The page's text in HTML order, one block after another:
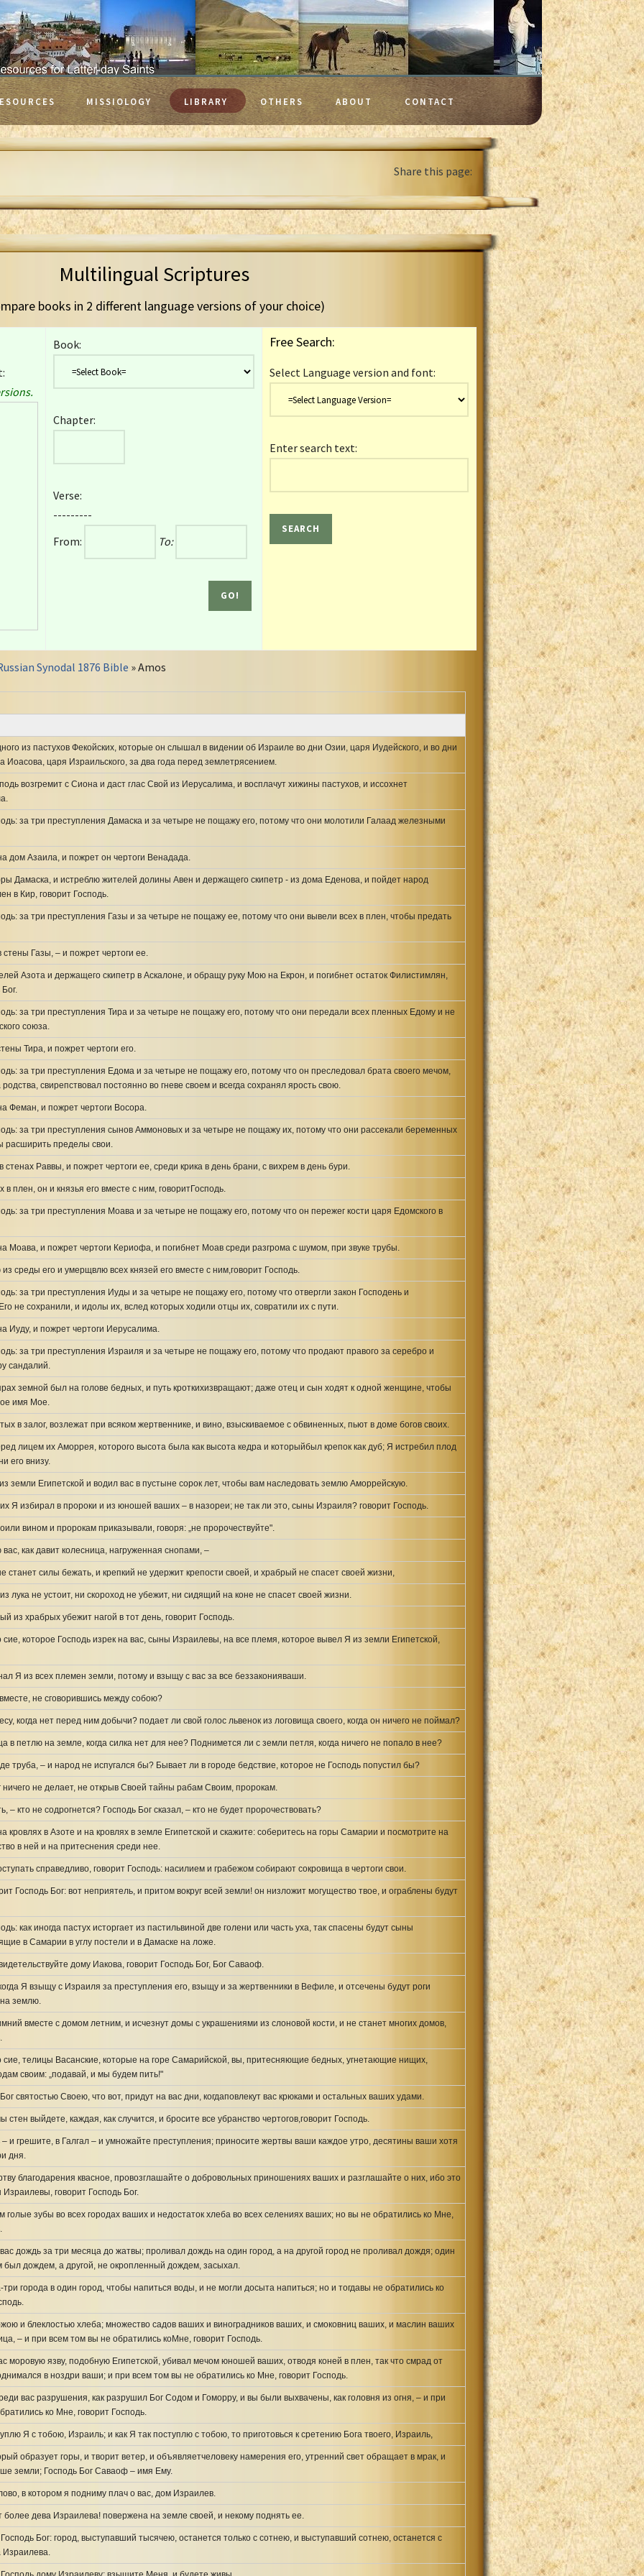
MISSIOLOGY LIBRARY OTHERS ABOUT CONTACT
Share this page:
Multilingual Scriptures
books in 2 different language versions of your choice)
Book:
Chapter:
Verse:
---------
From:
To:
Free Search:
Select Language version and font:
Enter search text:
Synodal 1876 Bible » Amos
из пастухов Фекойских, которые он слышал в видении об Израиле во дни Озии, царя Иудейского, и во дни
Иоасова, царя Израильского, за два года перед землетрясением.
возгремит с Сиона и даст глас Свой из Иерусалима, и восплачут хижины пастухов, и иссохнет
за три преступления Дамаска и за четыре не пощажу его, потому что они молотили Галаад железными
дом Азаила, и пожрет он чертоги Венадада.
Дамаска, и истреблю жителей долины Авен и держащего скипетр - из дома Еденова, и пойдет народ
в Кир, говорит Господь.
за три преступления Газы и за четыре не пощажу ее, потому что они вывели всех в плен, чтобы предать
Газы, – и пожрет чертоги ее.
Азота и держащего скипетр в Аскалоне, и обращу руку Мою на Екрон, и погибнет остаток Филистимлян,
за три преступления Тира и за четыре не пощажу его, потому что они передали всех пленных Едому и не
союза.
Тира, и пожрет чертоги его.
за три преступления Едома и за четыре не пощажу его, потому что он преследовал брата своего мечом,
родства, свирепствовал постоянно во гневе своем и всегда сохранял ярость свою.
Феман, и пожрет чертоги Восора.
за три преступления сынов Аммоновых и за четыре не пощажу их, потому что они рассекали беременных
расширить пределы свои.
стенах Раввы, и пожрет чертоги ее, среди крика в день брани, с вихрем в день бури.
в плен, он и князья его вместе с ним, говоритГосподь.
за три преступления Моава и за четыре не пощажу его, потому что он пережег кости царя Едомского в
Моава, и пожрет чертоги Кериофа, и погибнет Моав среди разгрома с шумом, при звуке трубы.
среды его и умерщвлю всех князей его вместе с ним,говорит Господь.
за три преступления Иуды и за четыре не пощажу его, потому что отвергли закон Господень и
не сохранили, и идолы их, вслед которых ходили отцы их, совратили их с пути.
Иуду, и пожрет чертоги Иерусалима.
за три преступления Израиля и за четыре не пощажу его, потому что продают правого за серебро и
сандалий.
земной был на голове бедных, и путь кроткихизвращают; даже отец и сын ходят к одной женщине, чтобы
имя Мое.
в залог, возлежат при всяком жертвеннике, и вино, взыскиваемое с обвиненных, пьют в доме богов своих.
лицем их Аморрея, которого высота была как высота кедра и которыйбыл крепок как дуб; Я истребил плод
его внизу.
земли Египетской и водил вас в пустыне сорок лет, чтобы вам наследовать землю Аморрейскую.
Я избирал в пророки и из юношей ваших – в назореи; не так ли это, сыны Израиля? говорит Господь.
вином и пророкам приказывали, говоря: „не пророчествуйте".
как давит колесница, нагруженная снопами, –
станет силы бежать, и крепкий не удержит крепости своей, и храбрый не спасет своей жизни,
лука не устоит, ни скороход не убежит, ни сидящий на коне не спасет своей жизни.
из храбрых убежит нагой в тот день, говорит Господь.
которое Господь изрек на вас, сыны Израилевы, на все племя, которое вывел Я из земли Египетской,
Я из всех племен земли, потому и взыщу с вас за все беззаконияваши.
не сговорившись между собою?
когда нет перед ним добычи? подает ли свой голос львенок из логовища своего, когда он ничего не поймал?
в петлю на земле, когда силка нет для нее? Поднимется ли с земли петля, когда ничего не попало в нее?
труба, – и народ не испугался бы? Бывает ли в городе бедствие, которое не Господь попустил бы?
ничего не делает, не открыв Своей тайны рабам Своим, пророкам.
– кто не содрогнется? Господь Бог сказал, – кто не будет пророчествовать?
кровлях в Азоте и на кровлях в земле Египетской и скажите: соберитесь на горы Самарии и посмотрите на
в ней и на притеснения среди нее.
справедливо, говорит Господь: насилием и грабежом собирают сокровища в чертоги свои.
Господь Бог: вот неприятель, и притом вокруг всей земли! он низложит могущество твое, и ограблены будут
как иногда пастух исторгает из пастильвиной две голени или часть уха, так спасены будут сыны
в Самарии в углу постели и в Дамаске на ложе.
дому Иакова, говорит Господь Бог, Бог Саваоф.
Я взыщу с Израиля за преступления его, взыщу и за жертвенники в Вефиле, и отсечены будут роги
землю.
вместе с домом летним, и исчезнут домы с украшениями из слоновой кости, и не станет многих домов,
телицы Васанские, которые на горе Самарийской, вы, притесняющие бедных, угнетающие нищих,
своим: „подавай, и мы будем пить!"
святостью Своею, что вот, придут на вас дни, когдаповлекут вас крюками и остальных ваших удами.
стен выйдете, каждая, как случится, и бросите все убранство чертогов,говорит Господь.
и грешите, в Галгал – и умножайте преступления; приносите жертвы ваши каждое утро, десятины ваши хотя
дня.
благодарения квасное, провозглашайте о добровольных приношениях ваших и разглашайте о них, ибо это
говорит Господь Бог.
голые зубы во всех городах ваших и недостаток хлеба во всех селениях ваших; но вы не обратились ко Мне,
дождь за три месяца до жатвы; проливал дождь на один город, а на другой город не проливал дождя; один
был дождем, а другой, не окропленный дождем, засыхал.
три города в один город, чтобы напиться воды, и не могли досыта напиться; но и тогдавы не обратились ко
и блеклостью хлеба; множество садов ваших и виноградников ваших, и смоковниц ваших, и маслин ваших
– и при всем том вы не обратились коМне, говорит Господь.
моровую язву, подобную Египетской, убивал мечом юношей ваших, отводя коней в плен, так что смрад от
в ноздри ваши; и при всем том вы не обратились ко Мне, говорит Господь.
вас разрушения, как разрушил Бог Содом и Гоморру, и вы были выхвачены, как головня из огня, – и при
ко Мне, говорит Господь.
Я с тобою, Израиль; и как Я так поступлю с тобою, то приготовься к сретению Бога твоего, Израиль,
образует горы, и творит ветер, и объявляетчеловеку намерения его, утренний свет обращает в мрак, и
земли; Господь Бог Саваоф – имя Ему.
в котором я подниму плач о вас, дом Израилев.
более дева Израилева! повержена на земле своей, и некому поднять ее.
Господь Бог: город, выступавший тысячею, останется только с сотнею, и выступавший сотнею, останется с
Израилева.